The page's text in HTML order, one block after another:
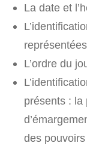
La date et
L’ordre du
présents : la
des